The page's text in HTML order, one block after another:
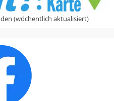
(wöchentlich aktualisiert)